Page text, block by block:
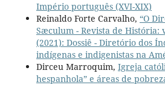
Império português (XVI-XIX)
Reinaldo Forte Carvalho, “O
Sæculum - Revista de História:
(2021): Dossiê - Diretório dos
indígenas e indigenistas na
Dirceu Marroquim, Igreja
hespanhola” e áreas de